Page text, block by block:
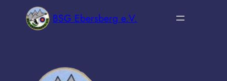
BSG Ebersberg e.V.